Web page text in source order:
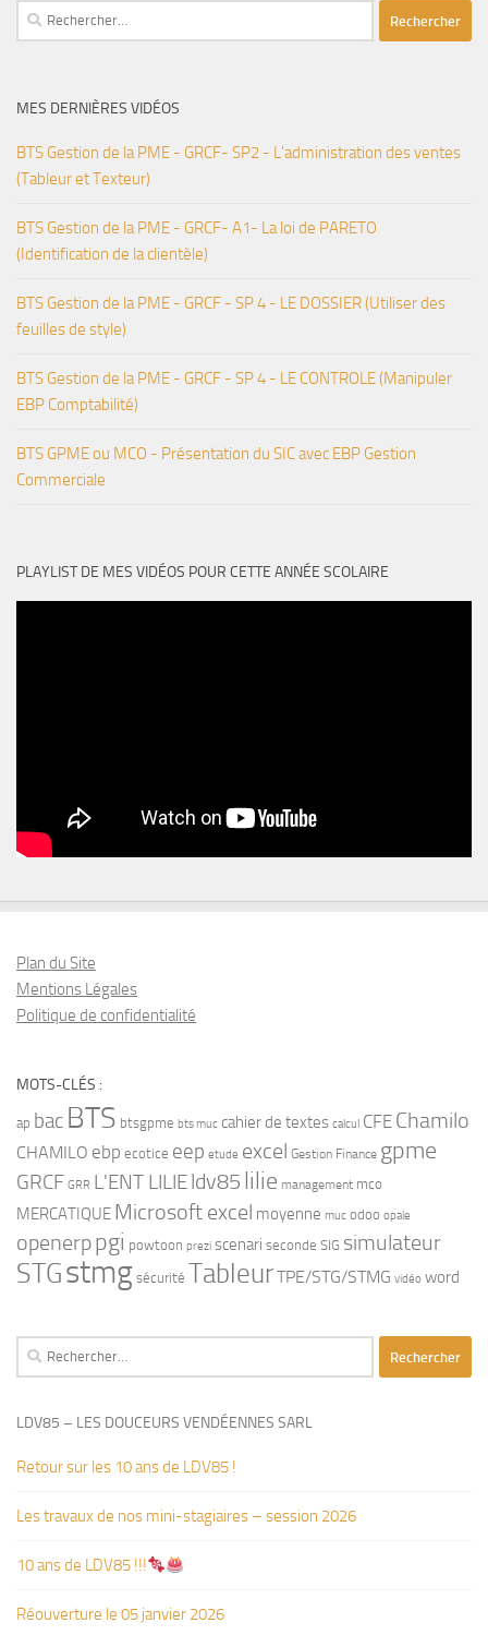
Rechercher :
MES DERNIÈRES VIDÉOS
BTS Gestion de la PME - GRCF- SP2 - L'administration des ventes
(Tableur et Texteur)
BTS Gestion de la PME - GRCF- A1- La loi de PARETO
(Identification de la clientèle)
BTS Gestion de la PME - GRCF - SP 4 - LE DOSSIER (Utiliser des
feuilles de style)
BTS Gestion de la PME - GRCF - SP 4 - LE CONTROLE (Manipuler
EBP Comptabilité)
BTS GPME ou MCO - Présentation du SIC avec EBP Gestion
Commerciale
PLAYLIST DE MES VIDÉOS POUR CETTE ANNÉE SCOLAIRE
Plan du Site
Mentions Légales
Politique de confidentialité
MOTS-CLÉS :
ap bac BTS btsgpme bts muc cahier de textes calcul CFE Chamilo
CHAMILO ebp ecotice eep etude excel Gestion Finance gpme
GRCF GRR L'ENT LILIEldv85 lilie management mco
MERCATIQUE Microsoft excel moyenne muc odoo opale
openerppgi powtoon prezi scenari seconde SIG simulateur
STGstmg sécurité TableurTPE/STG/STMG vidéo word
Rechercher :
LDV85 – LES DOUCEURS VENDÉENNES SARL
Retour sur les 10 ans de LDV85 !
Les travaux de nos mini-stagiaires – session 2026 ‍‍‍‍‍
10 ans de LDV85 !!!
Réouverture le 05 janvier 2026